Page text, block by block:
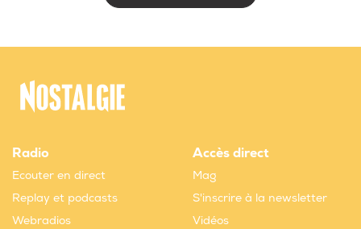
Radio
Ecouter en direct
Replay et podcasts
Webradios
Accès direct
Mag
S'inscrire à la newsletter
Vidéos